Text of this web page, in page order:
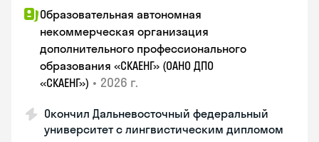
Образовательная автономная
некоммерческая организация
дополнительного профессионального
образования «СКАЕНГ» (ОАНО ДПО
«СКАЕНГ») • 2026 г.
Окончил Дальневосточный федеральный
университет с лингвистическим дипломом